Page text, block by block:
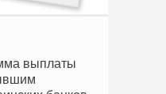
выплаты